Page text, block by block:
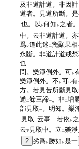
及非道計道。非因
道者。見道所斷。
也。以 レ何知 レ之者
中。云非道計道。
爲レ道此迷 二麁顯果相
永斷。非道計道戒
也
問。樂淨倒外。可レ
樂淨倒外。不 レ可レ有
方。若見苦所斷見
通 二餘三諦一。非二増
部見取一。明知。樂
見取一云事 若依 レ
云下 見取中。立 二樂
2 劣爲レ勝如 レ是一